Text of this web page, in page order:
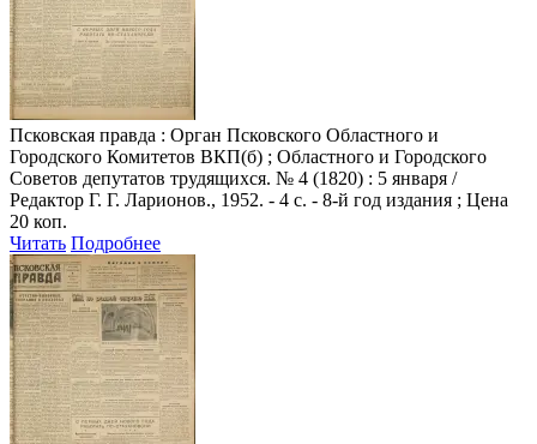
Псковская правда : Орган Псковского Областного и
Городского Комитетов ВКП(б) ; Областного и Городского
Советов депутатов трудящихся. № 4 (1820) : 5 января /
Редактор Г. Г. Ларионов., 1952. - 4 с. - 8-й год издания ; Цена
20 коп.
Читать Подробнее